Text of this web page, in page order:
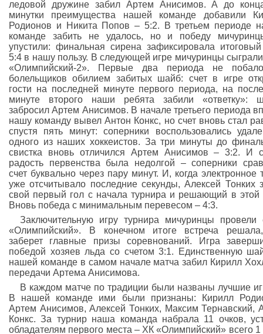
ледовой дружине забил Артем Анисимов. А до
минутки преимущества нашей команде добавили
Родионов и Никита Попов – 5:2. В третьем периоде
команде забить не удалось, но и победу
упустили: финальная сирена зафиксировала итоговый
5:4 в нашу пользу. В следующей игре мичуринцы
«Олимпийский-2». Первые два периода не
болельщиков обилием забитых шайб: счет в игре
гости на последней минуте первого периода, на
минуте второго наши ребята забили «ответку»:
забросил Артем Анисимов. В начале третьего периода
нашу команду вывел Антон Конкс, но счет вновь стал
спустя пять минут: соперники воспользовались
одного из наших хоккеистов. За три минуты до
свистка вновь отличился Артем Анисимов – 3:2. И
радость первенства была недолгой – соперники
счет буквально через пару минут. И, когда электронное
уже отсчитывало последние секунды, Алексей Тонких
свой первый гол с начала турнира и решающий в этой
Вновь победа с минимальным перевесом – 4:3.
Заключительную игру турнира мичуринцы
«Олимпийский». В конечном итоге встреча
заберет главные призы соревнований. Игра
победой хозяев льда со счетом 3:1. Единственную
нашей команде в самом начале матча забил Кирилл
передачи Артема Анисимова.
В каждом матче по традиции были названы лучшие
В нашей команде ими были признаны: Кирилл
Артем Анисимов, Алексей Тонких, Максим Тернавский,
Конкс. За турнир наша команда набрала 11 очков,
обладателям первого места – ХК «Олимпийский» всего 1